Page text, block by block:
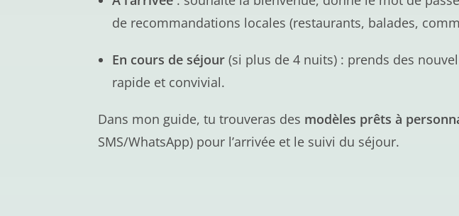
de recommandations locales (restaurants, balades,
En cours de séjour(si plus de 4 nuits) : prends des
rapide et convivial.
Dans mon guide, tu trouveras des modèles prêts à
SMS/WhatsApp) pour l’arrivée et le suivi du séjour.